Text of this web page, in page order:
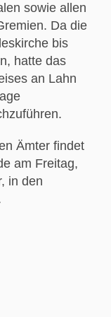
sowie allen
Da die
bis
hatte das
an Lahn
Ämter findet
am Freitag,
in den